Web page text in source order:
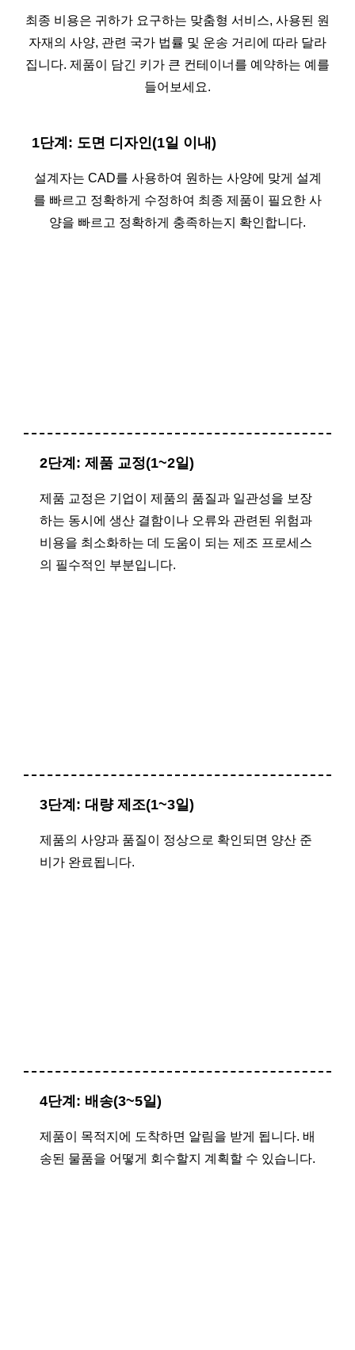
최종 비용은 귀하가 요구하는 맞춤형 서비스, 사용된 원
자재의 사양, 관련 국가 법률 및 운송 거리에 따라 달라
집니다. 제품이 담긴 키가 큰 컨테이너를 예약하는 예를
들어보세요.
1단계: 도면 디자인(1일 이내)
설계자는 CAD를 사용하여 원하는 사양에 맞게 설계
를 빠르고 정확하게 수정하여 최종 제품이 필요한 사
양을 빠르고 정확하게 충족하는지 확인합니다.
2단계: 제품 교정(1~2일)
제품 교정은 기업이 제품의 품질과 일관성을 보장
하는 동시에 생산 결함이나 오류와 관련된 위험과
비용을 최소화하는 데 도움이 되는 제조 프로세스
의 필수적인 부분입니다.
3단계: 대량 제조(1~3일)
제품의 사양과 품질이 정상으로 확인되면 양산 준
비가 완료됩니다.
4단계: 배송(3~5일)
제품이 목적지에 도착하면 알림을 받게 됩니다. 배
송된 물품을 어떻게 회수할지 계획할 수 있습니다.